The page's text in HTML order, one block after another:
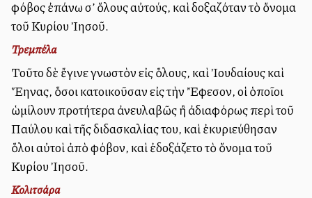
φόβος ἐπάνω σ’ ὅλους αὐτούς, καὶ δοξαζόταν τὸ ὄνομα
τοῦ Κυρίου Ἰησοῦ.
Τρεμπέλα
Τοῦτο δὲ ἔγινε γνωστὸν εἰς ὅλους, καὶ Ἰουδαίους καὶ
Ἕλληνας, ὅσοι κατοικοῦσαν εἰς τὴν Ἔφεσον, οἱ ὁποῖοι
ὡμίλουν προτήτερα ἀνευλαβῶς ἢ ἀδιαφόρως περὶ τοῦ
Παύλου καὶ τῆς διδασκαλίας του, καὶ ἐκυριεύθησαν
ὅλοι αὐτοὶ ἀπὸ φόβον, καὶ ἐδοξάζετο τὸ ὄνομα τοῦ
Κυρίου Ἰησοῦ.
Κολιτσάρα